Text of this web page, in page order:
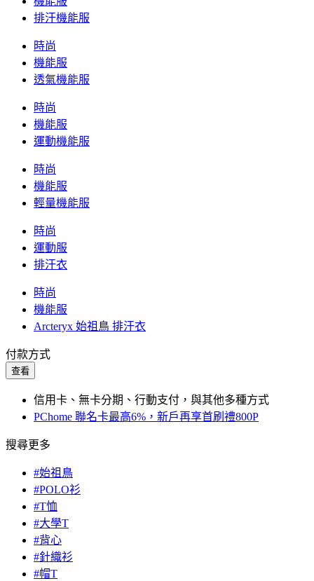
排汗機能服
時尚
機能服
透氣機能服
時尚
機能服
運動機能服
時尚
機能服
輕量機能服
時尚
運動服
排汗衣
時尚
機能服
Arcteryx 始祖鳥 排汗衣
付款方式
查看
信用卡、無卡分期、行動支付，與其他多種方式
PChome 聯名卡最高6%，新戶再享首刷禮800P
搜尋更多
#始祖鳥
#POLO衫
#T恤
#大學T
#背心
#針織衫
#帽T